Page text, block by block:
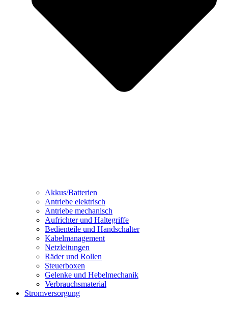
Akkus/Batterien
Antriebe elektrisch
Antriebe mechanisch
Aufrichter und Haltegriffe
Bedienteile und Handschalter
Kabelmanagement
Netzleitungen
Räder und Rollen
Steuerboxen
Gelenke und Hebelmechanik
Verbrauchsmaterial
Stromversorgung